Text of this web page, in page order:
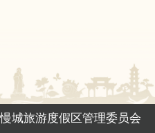
城旅游度假区管理委员会